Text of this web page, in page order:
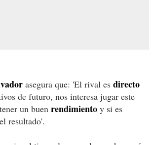
asegura que: 'El rival es directo
de futuro, nos interesa jugar este
un buen rendimiento y si es
resultado'.